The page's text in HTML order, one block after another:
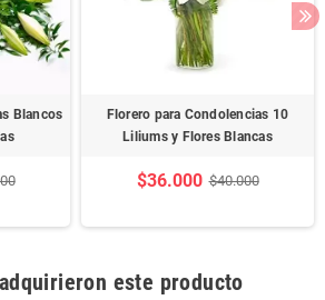
Blancos
Florero para Condolencias 10
Liliums y Flores Blancas
$36.000 $40.000
este producto